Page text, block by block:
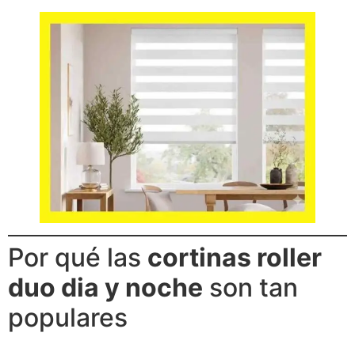
Por qué las cortinas roller
duo dia y noche son tan
populares